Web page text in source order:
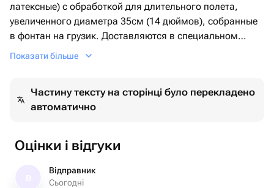
латексные) с обработкой для длительного полета,
увеличенного диаметра 35см (14 дюймов), собранные
в фонтан на грузик. Доставляются в специальном
транспортировочном пакете. Комплектация: 1 звезда
Показати більше
Частину тексту на сторінці було перекладено
автоматично
Оцінки і відгуки
Відправник
Сьогодні